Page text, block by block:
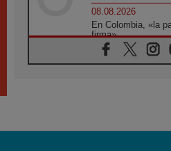
08.08.2026
En Colombia, «la
firma»
08.08.2026
En Venezuela
08.08.2026